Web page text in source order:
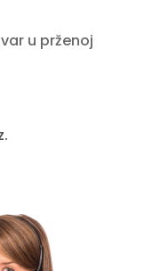
u prženoj